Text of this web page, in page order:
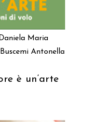
Daniela Maria
Antonella
è un’arte